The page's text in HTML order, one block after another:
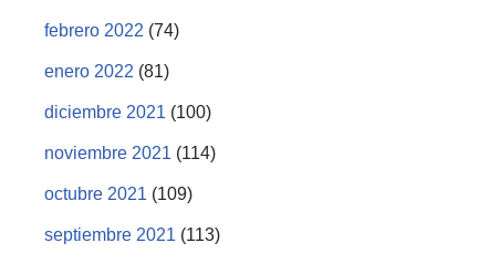
febrero 2022 (74)
enero 2022 (81)
diciembre 2021 (100)
noviembre 2021 (114)
octubre 2021 (109)
septiembre 2021 (113)